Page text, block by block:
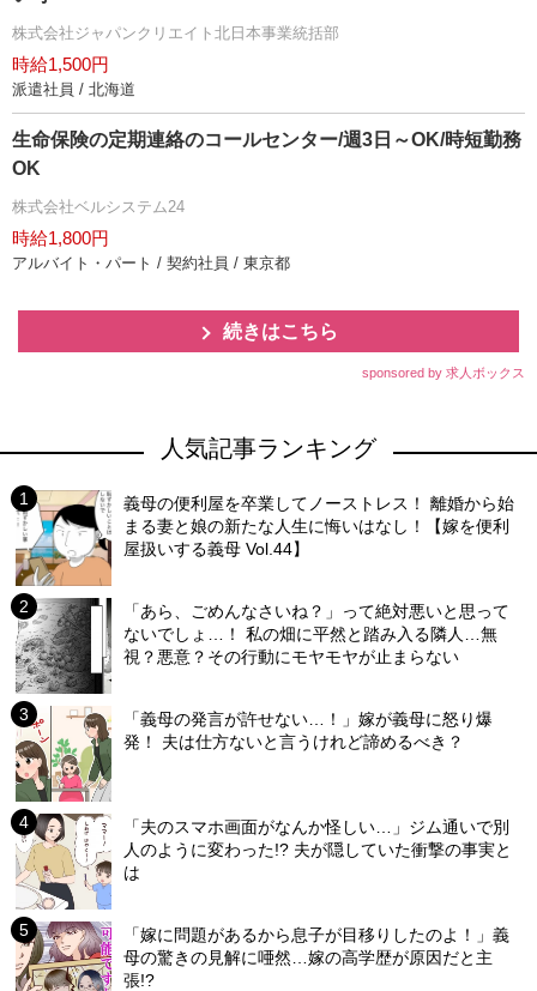
株式会社ジャパンクリエイト北日本事業統括部
時給1,500円
派遣社員 / 北海道
生命保険の定期連絡のコールセンター/週3日～OK/時短勤務
OK
株式会社ベルシステム24
時給1,800円
アルバイト・パート / 契約社員 / 東京都
続きはこちら
sponsored by 求人ボックス
人気記事ランキング
義母の便利屋を卒業してノーストレス！ 離婚から始
まる妻と娘の新たな人生に悔いはなし！【嫁を便利
屋扱いする義母 Vol.44】
「あら、ごめんなさいね？」って絶対悪いと思って
ないでしょ…！ 私の畑に平然と踏み入る隣人…無
視？悪意？その行動にモヤモヤが止まらない
「義母の発言が許せない…！」嫁が義母に怒り爆
発！ 夫は仕方ないと言うけれど諦めるべき？
「夫のスマホ画面がなんか怪しい…」ジム通いで別
人のように変わった!? 夫が隠していた衝撃の事実と
は
「嫁に問題があるから息子が目移りしたのよ！」義
母の驚きの見解に唖然…嫁の高学歴が原因だと主
張!?